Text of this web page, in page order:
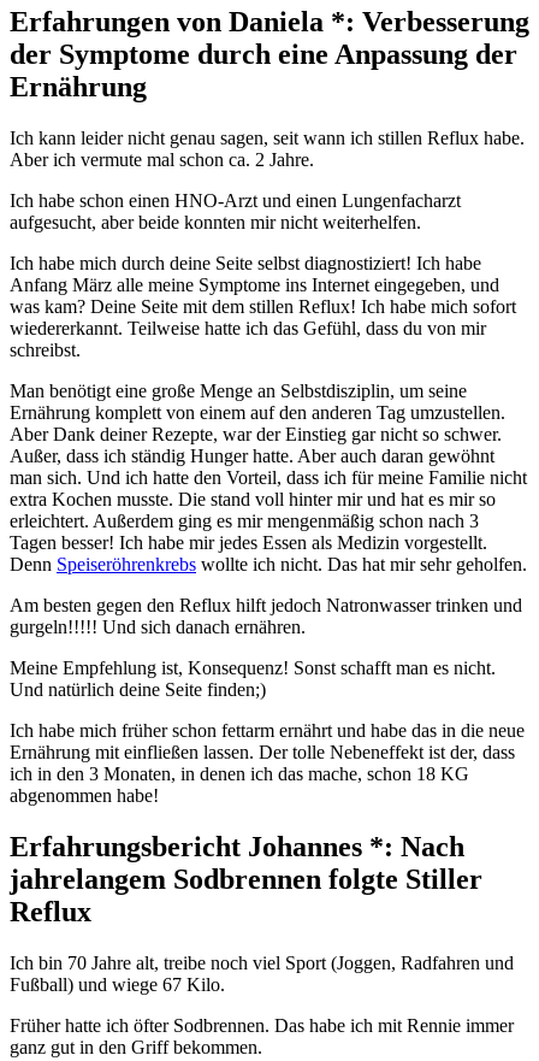
Erfahrungen von Daniela *: Verbesserung
der Symptome durch eine Anpassung der
Ernährung
Ich kann leider nicht genau sagen, seit wann ich stillen Reflux habe.
Aber ich vermute mal schon ca. 2 Jahre.
Ich habe schon einen HNO-Arzt und einen Lungenfacharzt
aufgesucht, aber beide konnten mir nicht weiterhelfen.
Ich habe mich durch deine Seite selbst diagnostiziert! Ich habe
Anfang März alle meine Symptome ins Internet eingegeben, und
was kam? Deine Seite mit dem stillen Reflux! Ich habe mich sofort
wiedererkannt. Teilweise hatte ich das Gefühl, dass du von mir
schreibst.
Man benötigt eine große Menge an Selbstdisziplin, um seine
Ernährung komplett von einem auf den anderen Tag umzustellen.
Aber Dank deiner Rezepte, war der Einstieg gar nicht so schwer.
Außer, dass ich ständig Hunger hatte. Aber auch daran gewöhnt
man sich. Und ich hatte den Vorteil, dass ich für meine Familie nicht
extra Kochen musste. Die stand voll hinter mir und hat es mir so
erleichtert. Außerdem ging es mir mengenmäßig schon nach 3
Tagen besser! Ich habe mir jedes Essen als Medizin vorgestellt.
Denn Speiseröhrenkrebs wollte ich nicht. Das hat mir sehr geholfen.
Am besten gegen den Reflux hilft jedoch Natronwasser trinken und
gurgeln!!!!! Und sich danach ernähren.
Meine Empfehlung ist, Konsequenz! Sonst schafft man es nicht.
Und natürlich deine Seite finden;)
Ich habe mich früher schon fettarm ernährt und habe das in die neue
Ernährung mit einfließen lassen. Der tolle Nebeneffekt ist der, dass
ich in den 3 Monaten, in denen ich das mache, schon 18 KG
abgenommen habe!
Erfahrungsbericht Johannes *: Nach
jahrelangem Sodbrennen folgte Stiller
Reflux
Ich bin 70 Jahre alt, treibe noch viel Sport (Joggen, Radfahren und
Fußball) und wiege 67 Kilo.
Früher hatte ich öfter Sodbrennen. Das habe ich mit Rennie immer
ganz gut in den Griff bekommen.